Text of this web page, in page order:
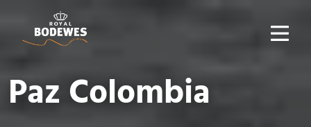
Paz Colombia